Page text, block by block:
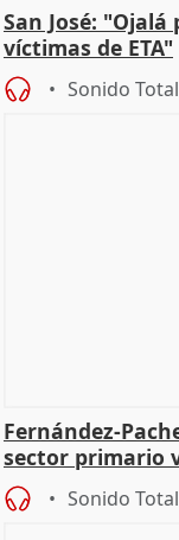
San José:
víctimas de ETA"
Sonido
Fernández-
sector primario
Sonido